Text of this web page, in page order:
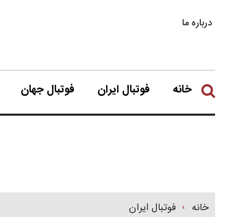
درباره ما
خانه فوتبال ایران فوتبال جهان
خانه فوتبال ایران